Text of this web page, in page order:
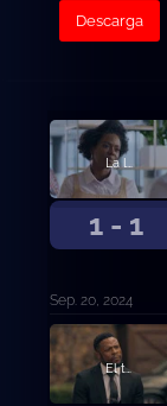
Descarga
1 - 1
La llamada
Sep. 20, 2024
El testamento